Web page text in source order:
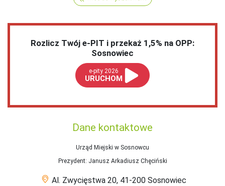
Rozlicz Twój e-PIT i przekaż 1,5% na OPP:
Sosnowiec
e-pity 2026
URUCHOM
Dane kontaktowe
Urząd Miejski w Sosnowcu
Prezydent: Janusz Arkadiusz Chęciński
Al. Zwycięstwa 20, 41-200 Sosnowiec